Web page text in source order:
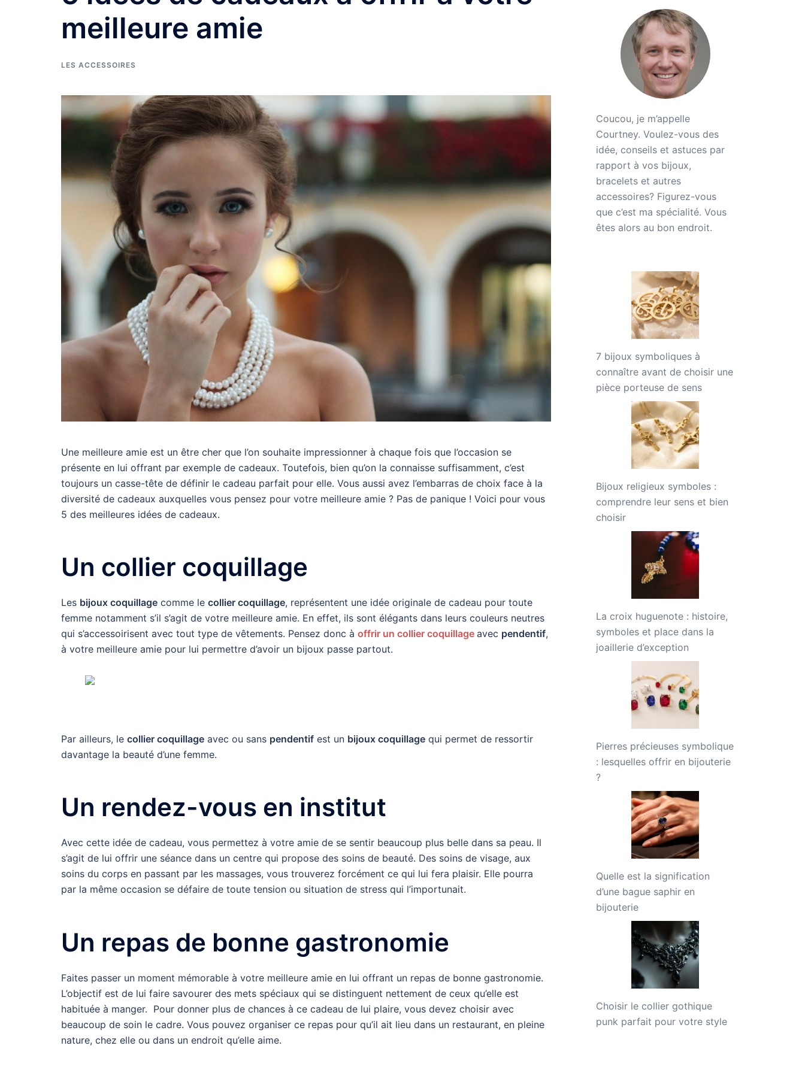
meilleure amie
LES ACCESSOIRES
Une meilleure amie est un être cher que l’on souhaite impressionner à chaque fois que l’occasion se
présente en lui offrant par exemple de cadeaux. Toutefois, bien qu’on la connaisse suffisamment, c’est
toujours un casse-tête de définir le cadeau parfait pour elle. Vous aussi avez l’embarras de choix face à la
diversité de cadeaux auxquelles vous pensez pour votre meilleure amie ? Pas de panique ! Voici pour vous
5 des meilleures idées de cadeaux.
Un collier coquillage
Les bijoux coquillage comme le collier coquillage, représentent une idée originale de cadeau pour toute
femme notamment s’il s’agit de votre meilleure amie. En effet, ils sont élégants dans leurs couleurs neutres
qui s’accessoirisent avec tout type de vêtements. Pensez donc à offrir un collier coquillage avec pendentif,
à votre meilleure amie pour lui permettre d’avoir un bijoux passe partout.
Par ailleurs, le collier coquillage avec ou sans pendentif est un bijoux coquillage qui permet de ressortir
davantage la beauté d’une femme.
Un rendez-vous en institut
Avec cette idée de cadeau, vous permettez à votre amie de se sentir beaucoup plus belle dans sa peau. Il
s’agit de lui offrir une séance dans un centre qui propose des soins de beauté. Des soins de visage, aux
soins du corps en passant par les massages, vous trouverez forcément ce qui lui fera plaisir. Elle pourra
par la même occasion se défaire de toute tension ou situation de stress qui l’importunait.
Un repas de bonne gastronomie
Faites passer un moment mémorable à votre meilleure amie en lui offrant un repas de bonne gastronomie.
L’objectif est de lui faire savourer des mets spéciaux qui se distinguent nettement de ceux qu’elle est
habituée à manger. Pour donner plus de chances à ce cadeau de lui plaire, vous devez choisir avec
beaucoup de soin le cadre. Vous pouvez organiser ce repas pour qu’il ait lieu dans un restaurant, en pleine
nature, chez elle ou dans un endroit qu’elle aime.
Coucou, je m’appelle
Courtney. Voulez-vous des
idée, conseils et astuces par
rapport à vos bijoux,
bracelets et autres
accessoires? Figurez-vous
que c’est ma spécialité. Vous
êtes alors au bon endroit.
7 bijoux symboliques à
connaître avant de choisir une
pièce porteuse de sens
Bijoux religieux symboles :
comprendre leur sens et bien
choisir
La croix huguenote : histoire,
symboles et place dans la
joaillerie d’exception
Pierres précieuses symbolique
: lesquelles offrir en bijouterie
?
Quelle est la signification
d’une bague saphir en
bijouterie
Choisir le collier gothique
punk parfait pour votre style